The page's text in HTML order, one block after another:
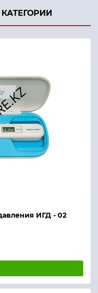
317-341 (Ш) × 521-
ИГД - 02